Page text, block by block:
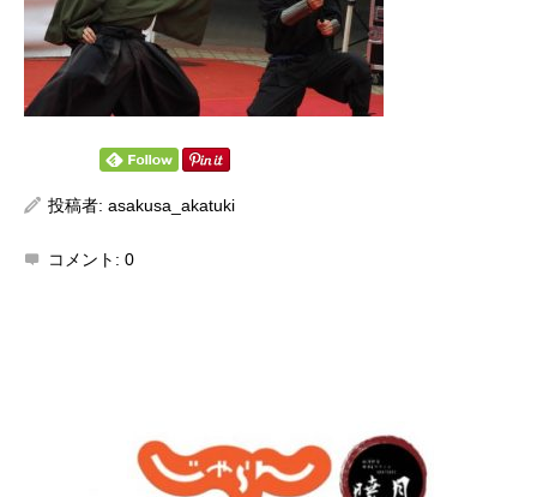
投稿者: asakusa_akatuki
コメント: 0